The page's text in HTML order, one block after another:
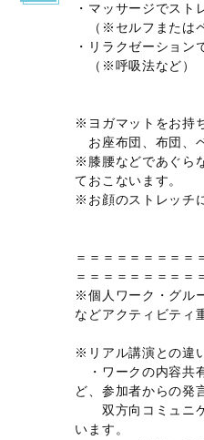
・マッサージでスト
（※セルフまたは
・リラクゼーション
（※呼吸法など）
※ヨガマットをお持
お座布団、布団、
※膝腰などであぐら
ておこないます。
※お顔のストレッチ
＝＝＝＝＝＝＝＝＝
＝＝＝＝＝＝＝＝＝
※個人ワーク・グル
などアクティビティ
※リアル講演との
・ワークの内容共
ど、参加者から
双方向コミュニケ
います。